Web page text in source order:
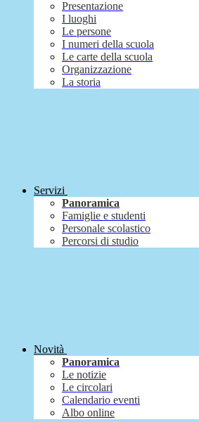
Presentazione
I luoghi
Le persone
I numeri della scuola
Le carte della scuola
Organizzazione
La storia
Servizi
Panoramica
Famiglie e studenti
Personale scolastico
Percorsi di studio
Novità
Panoramica
Le notizie
Le circolari
Calendario eventi
Albo online